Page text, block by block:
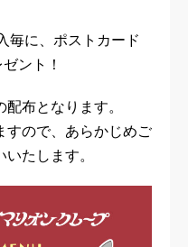
毎に、ポストカード
ント！
布となります。
ので、あらかじめご
たします。